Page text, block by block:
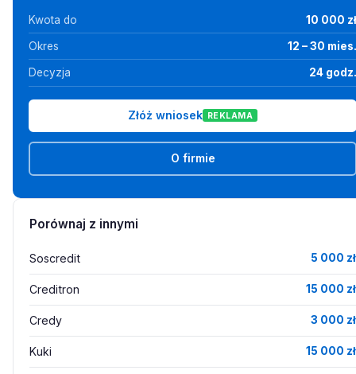
Kwota do 10 000 zł
Okres 12 – 30 mies.
Decyzja 24 godz.
Złóż wniosek REKLAMA
O firmie
Porównaj z innymi
Soscredit 5 000 zł
Creditron 15 000 zł
Credy 3 000 zł
Kuki 15 000 zł